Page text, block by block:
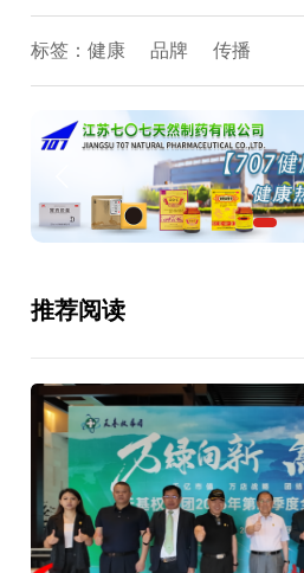
标签：健康 品牌 传播
推荐阅读